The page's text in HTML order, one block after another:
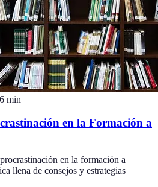
6 min
en la Formación a
en la formación a
llena de consejos y estrategias